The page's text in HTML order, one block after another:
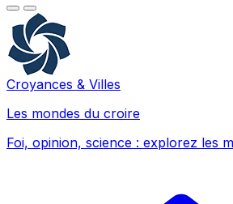
Croyances & Villes
Les mondes du croire
Foi, opinion, science : explorez les